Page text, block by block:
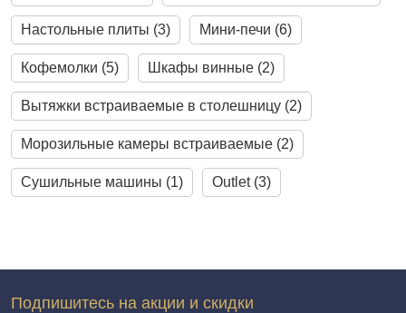
Настольные плиты (3) Мини-печи (6)
Кофемолки (5) Шкафы винные (2)
Вытяжки встраиваемые в столешницу (2)
Морозильные камеры встраиваемые (2)
Cушильные машины (1) Outlet (3)
Подпишитесь на акции и скидки